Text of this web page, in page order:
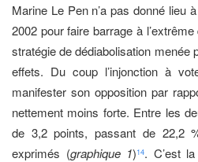
Marine Le Pen n’a pas donné lieu
2002 pour faire barrage à
stratégie de dédiabolisation menée
effets. Du coup l’injonction à
manifester son opposition par
nettement moins forte. Entre les
de 3,2 points, passant de 22,2
exprimés (graphique 1)14. C’est